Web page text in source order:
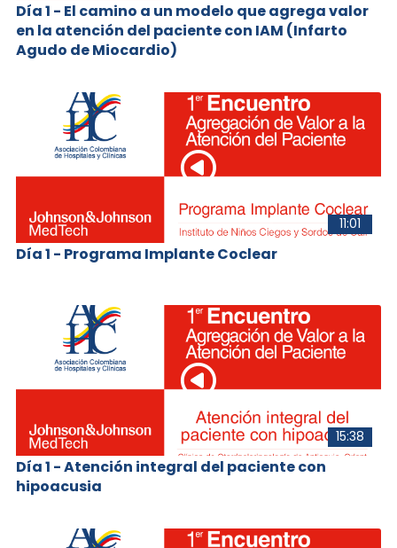
Día 1 - El camino a un modelo que agrega valor
en la atención del paciente con IAM (Infarto
Agudo de Miocardio)
11:01
Día 1 - Programa Implante Coclear
15:38
Día 1 - Atención integral del paciente con
hipoacusia